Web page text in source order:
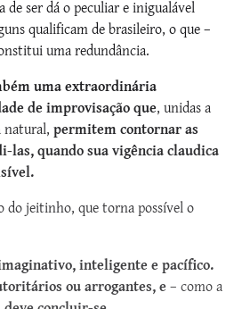
de ser dá o peculiar e inigualável
qualificam de brasileiro, o que –
uma redundância.
uma extraordinária
de improvisaçãoque, unidas a
natural, permitem contornar as
las, quando sua vigência claudica
do jeitinho, que torna possível o
inteligente e pacífico.
ou arrogantes, e– como a